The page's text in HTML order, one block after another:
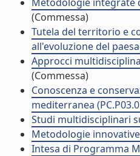
(Commessa)
Tutela del territorio e
all'evoluzione del
Approcci
(Commessa)
Conoscenza e
mediterranea
Studi multidisciplinari
Metodologie
Intesa di Programma